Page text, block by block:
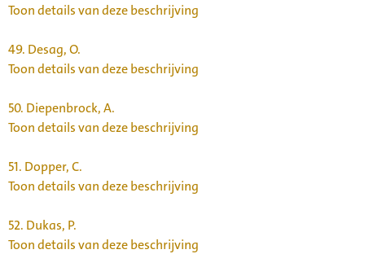
Toon details van deze beschrijving
49. Desag, O.
Toon details van deze beschrijving
50. Diepenbrock, A.
Toon details van deze beschrijving
51. Dopper, C.
Toon details van deze beschrijving
52. Dukas, P.
Toon details van deze beschrijving